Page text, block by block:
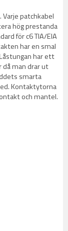
patchkabel
hög prestanda
för c6 TIA/EIA
har en smal
har ett
då man drar ut
smarta
Kontaktytorna
och mantel.